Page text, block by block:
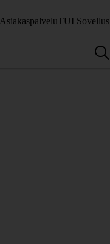
AsiakaspalveluTUI Sovellus